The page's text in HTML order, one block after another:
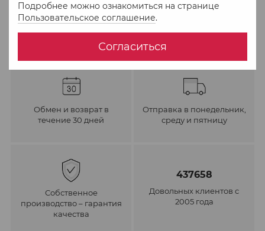
Подробнее можно ознакомиться на странице
Пользовательское соглашение.
Согласиться
Обмен и возврат в
течение 30 дней
Отправка в понедельник,
среду и пятницу
Собственное
производство – гарантия
качества
437658
Довольных клиентов с
2005 года